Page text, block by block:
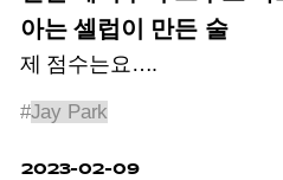
아는 셀럽이 만든 술
제 점수는요….
#Jay Park
2023-02-09